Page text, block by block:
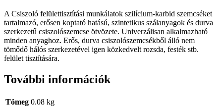
A Csiszoló felülettisztítási munkálatok szilícium-karbid szemcséket
tartalmazó, erősen koptató hatású, szintetikus szálanyagok és durva
szerkezetű csiszolószemcse ötvözete. Univerzálisan alkalmazható
minden anyaghoz. Erős, durva csiszolószemcsékből álló nem
tömődő hálós szerkezetével igen közkedvelt rozsda, festék stb.
felület tisztítására.
További információk
Tömeg 0.08 kg